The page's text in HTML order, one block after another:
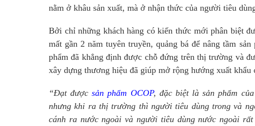
nằm ở khâu sản xuất, mà ở nhận thức của người tiêu
Bởi chỉ những khách hàng có kiến thức mới phân biệt
mất gần 2 năm tuyên truyền, quảng bá để nâng tầm
phẩm đã khẳng định được chỗ đứng trên thị trường và
xây dựng thương hiệu đã giúp mở rộng hướng xuất khẩu
“Đạt đượcsản phẩm OCOP, đặc biệt là sản phẩm
nhưng khi ra thị trường thì người tiêu dùng trong và
cánh ra nước ngoài và người tiêu dùng nước ngoài